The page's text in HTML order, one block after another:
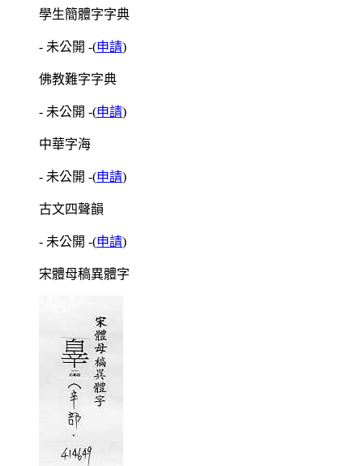
學生簡體字字典
- 未公開 -(申請)
佛教難字字典
- 未公開 -(申請)
中華字海
- 未公開 -(申請)
古文四聲韻
- 未公開 -(申請)
宋體母稿異體字